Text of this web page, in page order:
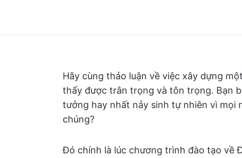
Hãy cùng thảo luận về việc xây dựng
thấy được trân trọng và tôn trọng. Bạn
tưởng hay nhất nảy sinh tự nhiên vì mọi
chúng?
Đó chính là lúc chương trình đào tạo về